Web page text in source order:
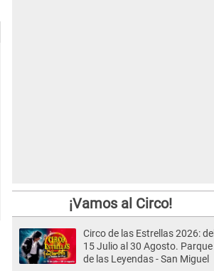
¡Vamos al Circo!
Circo de las Estrellas 2026: del
15 Julio al 30 Agosto. Parque
de las Leyendas - San Miguel